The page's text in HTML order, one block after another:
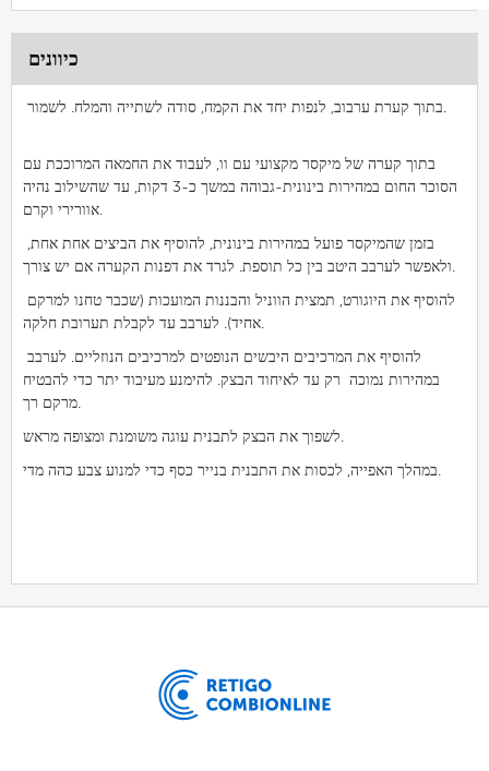
כיוונים
בתוך קערת ערבוב, לנפות יחד את הקמח, סודה לשתייה והמלח. לשמור.
בתוך קערה של מיקסר מקצועי עם וו, לעבוד את החמאה המרוככת עם
הסוכר החום במהירות בינונית-גבוהה במשך כ-3 דקות, עד שהשילוב נהיה
אוורירי וקרם.
ולאפשר לערבב היטב בין כל תוספת. לגרד את דפנות הקערה אם יש צורך.
אחיד). לערבב עד לקבלת תערובת חלקה.
במהירות נמוכה רק עד לאיחוד הבצק. להימנע מעיבוד יתר כדי להבטיח
מרקם רך.
לשפוך את הבצק לתבנית עוגה משומנת ומצופה מראש.
במהלך האפייה, לכסות את התבנית בנייר כסף כדי למנוע צבע כהה מדי.